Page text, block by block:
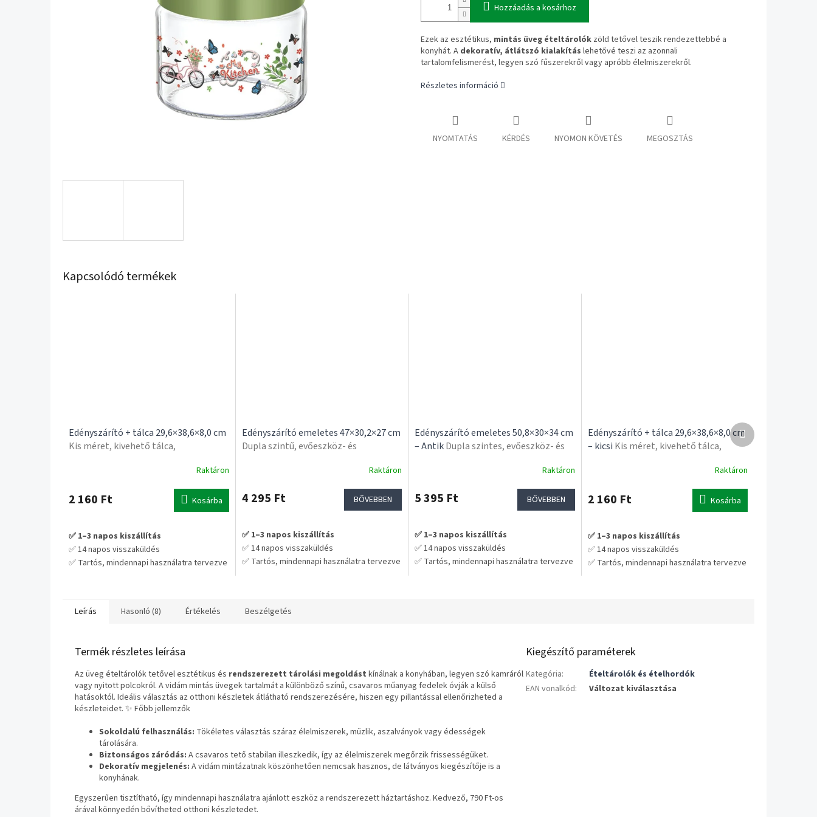
Hozzáadás a kosárhoz
Ezek az esztétikus, mintás üveg ételtárolók zöld tetővel teszik rendezettebbé a
konyhát. A dekoratív, átlátszó kialakítás lehetővé teszi az azonnali
tartalomfelismerést, legyen szó fűszerekről vagy apróbb élelmiszerekről.
Részletes információ
NYOMTATÁS KÉRDÉS NYOMON KÖVETÉS MEGOSZTÁS
Kapcsolódó termékek
Edényszárító + tálca 29,6×38,6×8,0 cm
Kis méret, kivehető tálca,
Raktáron
2 160 Ft Kosárba
✅ 1–3 napos kiszállítás
✅ 14 napos visszaküldés
✅ Tartós, mindennapi használatra tervezve
Edényszárító emeletes 47×30,2×27 cm
Dupla szintű, evőeszköz- és
átlagos
ből
4,7
csillag.
Raktáron
4 295 Ft BŐVEBBEN
✅ 1–3 napos kiszállítás
✅ 14 napos visszaküldés
✅ Tartós, mindennapi használatra tervezve
Edényszárító emeletes 50,8×30×34 cm
– AntikDupla szintes, evőeszköz- és
Raktáron
5 395 Ft BŐVEBBEN
✅ 1–3 napos kiszállítás
✅ 14 napos visszaküldés
✅ Tartós, mindennapi használatra tervezve
Edényszárító + tálca 29,6×38,6×8,0 cm
– kicsi Kis méret, kivehető tálca,
átlagos
értékelése
ből
5,0
csillag.
Raktáron
2 160 Ft Kosárba
✅ 1–3 napos kiszállítás
✅ 14 napos visszaküldés
✅ Tartós, mindennapi használatra tervezve
Következő
termék
Leírás Hasonló (8) Értékelés Beszélgetés
Termék részletes leírása
Az üveg ételtárolók tetővel esztétikus és rendszerezett tárolási megoldást kínálnak a konyhában, legyen szó kamráról
vagy nyitott polcokról. A vidám mintás üvegek tartalmát a különböző színű, csavaros műanyag fedelek óvják a külső
hatásoktól. Ideális választás az otthoni készletek átlátható rendszerezésére, hiszen egy pillantással ellenőrizheted a
készleteidet. ✨ Főbb jellemzők
Sokoldalú felhasználás: Tökéletes választás száraz élelmiszerek, müzlik, aszalványok vagy édességek
tárolására.
Biztonságos záródás: A csavaros tető stabilan illeszkedik, így az élelmiszerek megőrzik frissességüket.
Dekoratív megjelenés: A vidám mintázatnak köszönhetően nemcsak hasznos, de látványos kiegészítője is a
konyhának.
Egyszerűen tisztítható, így mindennapi használatra ajánlott eszköz a rendszerezett háztartáshoz. Kedvező, 790 Ft-os
árával könnyedén bővítheted otthoni készletedet.
Kiegészítő paraméterek
Kategória:
Ételtárolók és ételhordók
EAN vonalkód: Változat kiválasztása